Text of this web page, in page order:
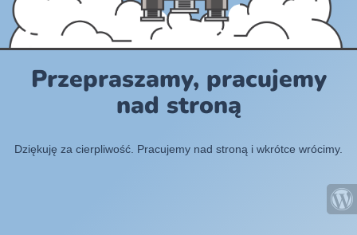
Przepraszamy, pracujemy
nad stroną
Dziękuję za cierpliwość. Pracujemy nad stroną i wkrótce wrócimy.